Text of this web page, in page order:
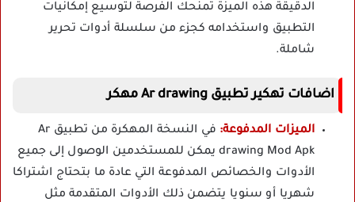
الدقيقة هذه الميزة تمنحك الفرصة لتوسيع إمكانيات
التطبيق واستخدامه كجزء من سلسلة أدوات تحرير
شاملة.
اضافات تهكير تطبيق Ar drawing مهكر
الميزات المدفوعة:
في النسخة المهكرة من تطبيق Ar
drawing Mod Apk يمكن للمستخدمين الوصول إلى جميع
الأدوات والخصائص المدفوعة التي عادة ما بتحتاج اشتراكا
شهريا أو سنويا يتضمن ذلك الأدوات المتقدمة مثل